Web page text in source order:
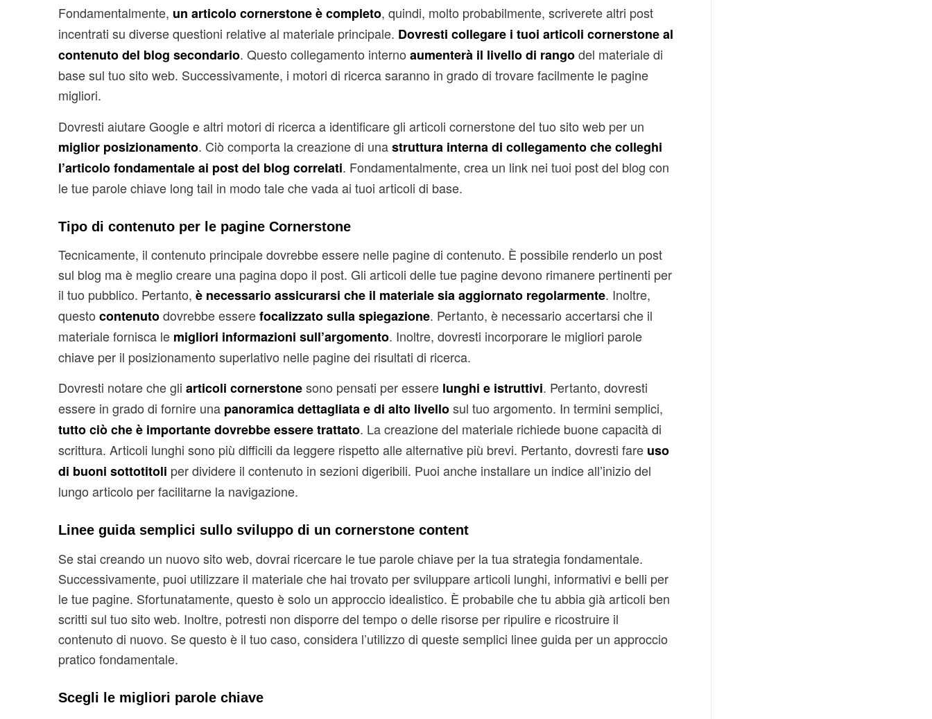
Fondamentalmente, un articolo cornerstone è completo, quindi, molto probabilmente, scriverete altri post
incentrati su diverse questioni relative al materiale principale. Dovresti collegare i tuoi articoli cornerstone al
contenuto del blog secondario. Questo collegamento interno aumenterà il livello di rangodel materiale di
base sul tuo sito web. Successivamente, i motori di ricerca saranno in grado di trovare facilmente le pagine
migliori.
Dovresti aiutare Google e altri motori di ricerca a identificare gli articoli cornerstone del tuo sito web per un
miglior posizionamento. Ciò comporta la creazione di unastruttura interna di collegamento che colleghi
l’articolo fondamentale ai post del blog correlati. Fondamentalmente, crea un link nei tuoi post del blog con
le tue parole chiave long tail in modo tale che vada ai tuoi articoli di base.
Tipo di contenuto per le pagine Cornerstone
Tecnicamente, il contenuto principale dovrebbe essere nelle pagine di contenuto. È possibile renderlo un post
sul blog ma è meglio creare una pagina dopo il post. Gli articoli delle tue pagine devono rimanere pertinenti per
il tuo pubblico. Pertanto, è necessario assicurarsi che il materiale sia aggiornato regolarmente. Inoltre,
questo contenutodovrebbe esserefocalizzato sulla spiegazione. Pertanto, è necessario accertarsi che il
materiale fornisca le migliori informazioni sull’argomento. Inoltre, dovresti incorporare le migliori parole
chiave per il posizionamento superlativo nelle pagine dei risultati di ricerca.
Dovresti notare che gli articoli cornerstonesono pensati per essere lunghi e istruttivi. Pertanto, dovresti
essere in grado di fornire una panoramica dettagliata e di alto livellosul tuo argomento. In termini semplici,
tutto ciò che è importante dovrebbe essere trattato. La creazione del materiale richiede buone capacità di
scrittura. Articoli lunghi sono più difficili da leggere rispetto alle alternative più brevi. Pertanto, dovresti fare uso
di buoni sottotitoli per dividere il contenuto in sezioni digeribili. Puoi anche installare un indice all’inizio del
lungo articolo per facilitarne la navigazione.
Linee guida semplici sullo sviluppo di un cornerstone content
Se stai creando un nuovo sito web, dovrai ricercare le tue parole chiave per la tua strategia fondamentale.
Successivamente, puoi utilizzare il materiale che hai trovato per sviluppare articoli lunghi, informativi e belli per
le tue pagine. Sfortunatamente, questo è solo un approccio idealistico. È probabile che tu abbia già articoli ben
scritti sul tuo sito web. Inoltre, potresti non disporre del tempo o delle risorse per ripulire e ricostruire il
contenuto di nuovo. Se questo è il tuo caso, considera l’utilizzo di queste semplici linee guida per un approccio
pratico fondamentale.
Scegli le migliori parole chiave